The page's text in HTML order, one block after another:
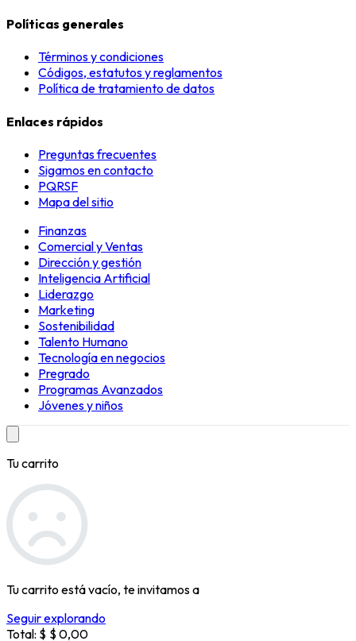
Políticas generales
Términos y condiciones
Códigos, estatutos y reglamentos
Política de tratamiento de datos
Enlaces rápidos
Preguntas frecuentes
Sigamos en contacto
PQRSF
Mapa del sitio
Finanzas
Comercial y Ventas
Dirección y gestión
Inteligencia Artificial
Liderazgo
Marketing
Sostenibilidad
Talento Humano
Tecnología en negocios
Pregrado
Programas Avanzados
Jóvenes y niños
Tu carrito
Tu carrito está vacío, te invitamos a
Seguir explorando
Total: $ $ 0,00